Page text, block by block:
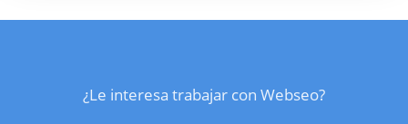
¿Le interesa trabajar con Webseo?